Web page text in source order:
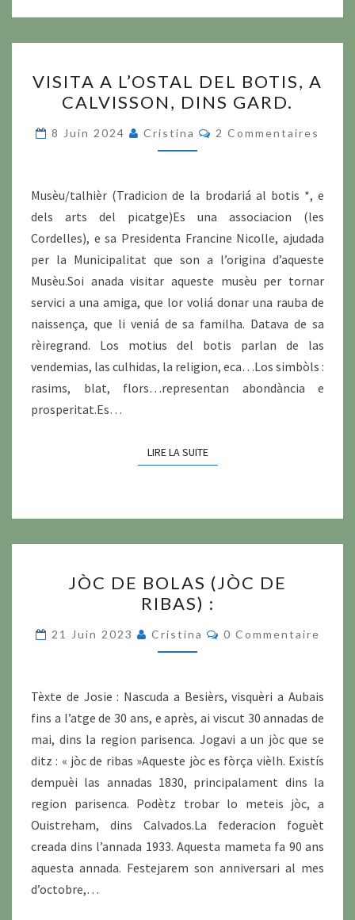
A
L’OSTAL
DEL
BOTIS,
CALVISSON,
DINS
GARD.
VISITA A L’OSTAL DEL BOTIS, A
CALVISSON, DINS GARD.
8 Juin 2024 Cristina Commentaires
2 Commentaires
Musèu/talhièr (Tradicion de la brodariá al botis *, e
dels arts del picatge)Es una associacion (les
Cordelles), e sa Presidenta Francine Nicolle, ajudada
per la Municipalitat que son a l’origina d’aqueste
Musèu.Soi anada visitar aqueste musèu per tornar
servici a una amiga, que lor voliá donar una rauba de
naissença, que li veniá de sa familha. Datava de sa
rèiregrand. Los motius del botis parlan de las
vendemias, las culhidas, la religion, eca…Los simbòls :
rasims, blat, flors…representan abondància e
prosperitat.Es…
LIRE LA SUITELIRE LA SUITE
DE
BOLAS
(JÒC
DE
JÒC DE BOLAS (JÒC DE
RIBAS) :
21 Juin 2023 Cristina Commentaires
0 Commentaire
Tèxte de Josie : Nascuda a Besièrs, visquèri a Aubais
fins a l’atge de 30 ans, e après, ai viscut 30 annadas de
mai, dins la region parisenca. Jogavi a un jòc que se
ditz : « jòc de ribas »Aqueste jòc es fòrça vièlh. Existís
dempuèi las annadas 1830, principalament dins la
region parisenca. Podètz trobar lo meteis jòc, a
Ouistreham, dins Calvados.La federacion foguèt
creada dins l’annada 1933. Aquesta mameta fa 90 ans
aquesta annada. Festejarem son anniversari al mes
d’octobre,…